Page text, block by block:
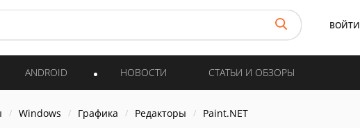
ВОЙТИ
ANDROID НОВОСТИ СТАТЬИ И ОБЗОРЫ
Windows Графика Редакторы Paint.NET